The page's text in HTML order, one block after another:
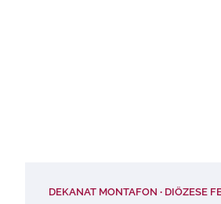
DEKANAT MONTAFON DIÖZESE